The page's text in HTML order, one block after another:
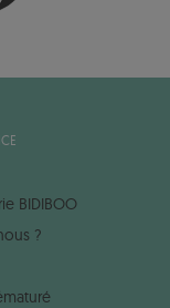
BIDIBOO
?